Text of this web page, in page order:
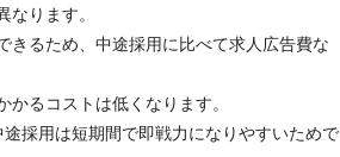
ります。
きるため、中途採用に比べて求人広告費な
るコストは低くなります。
採用は短期間で即戦力になりやすいためで